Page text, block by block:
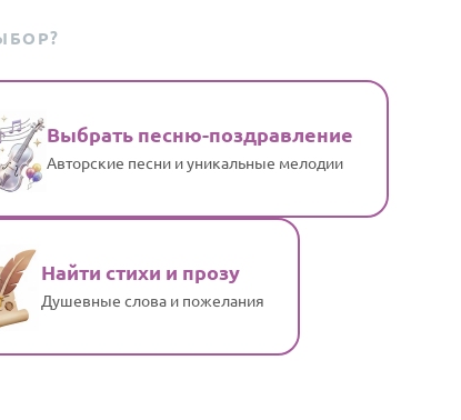
Выбрать песню-поздравление
Авторские песни и уникальные мелодии
Найти стихи и прозу
Душевные слова и пожелания